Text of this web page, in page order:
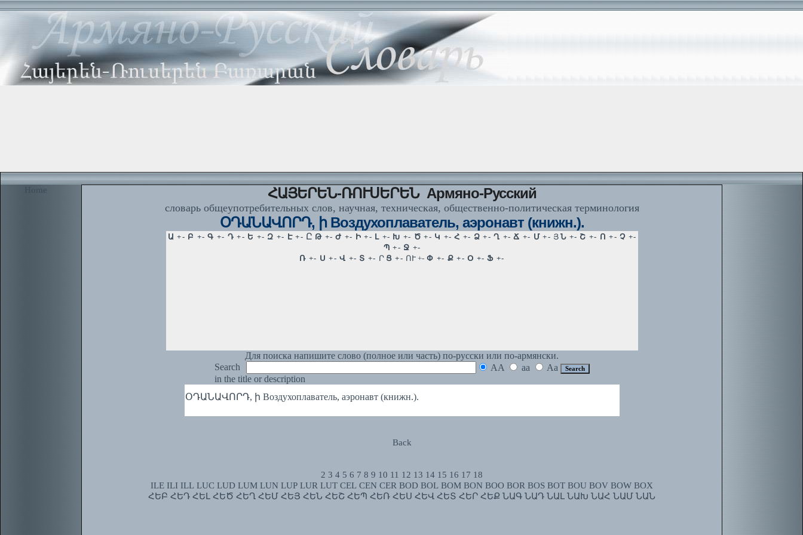
Home ՀԱՅԵՐԵՆ-ՌՈՒՍԵՐԵՆ Армяно-Русский
словарь общеупотребительных слов, научная, техническая, общественно-политическая терминология
ՕԴԱՆԱՎՈՐԴ, ի Воздухоплаватель, аэронавт (книжн.).
Для поиска напишите слово (полное или часть) по-русски или по-армянски.
Search
AA aa
Aa
in the title or description
ՕԴԱՆԱՎՈՐԴ, ի Воздухоплаватель, аэронавт (книжн.).
Back
2 3 4 5 6 7 8 9 10 11 12 13 14 15 16 17 18
ILE ILI ILL LUC LUD LUM LUN LUP LUR LUT CEL CEN CER BOD BOL BOM BON BOO BOR BOS BOT BOU BOV BOW BOX
ՀԵԲ ՀԵԴ ՀԵԼ ՀԵԾ ՀԵՂ ՀԵՄ ՀԵՅ ՀԵՆ ՀԵՇ ՀԵՊ ՀԵՌ ՀԵՍ ՀԵՎ ՀԵՏ ՀԵՐ ՀԵՔ ՆԱԳ ՆԱԴ ՆԱԼ ՆԱԽ ՆԱՀ ՆԱՄ ՆԱՆ